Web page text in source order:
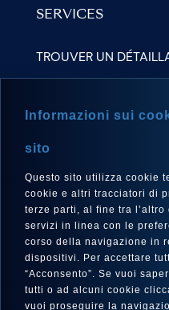
SERVICES
TROUVER UN
Français
SUIVEZ-NOUS SUR
Informazioni sui
sito
Questo sito utilizza cookie
cookie e altri tracciatori di
terze parti, al fine tra
servizi in linea con le
corso della navigazione in
dispositivi. Per accettare
“Acconsento”. Se vuoi
tutti o ad alcuni cookie
vuoi proseguire la